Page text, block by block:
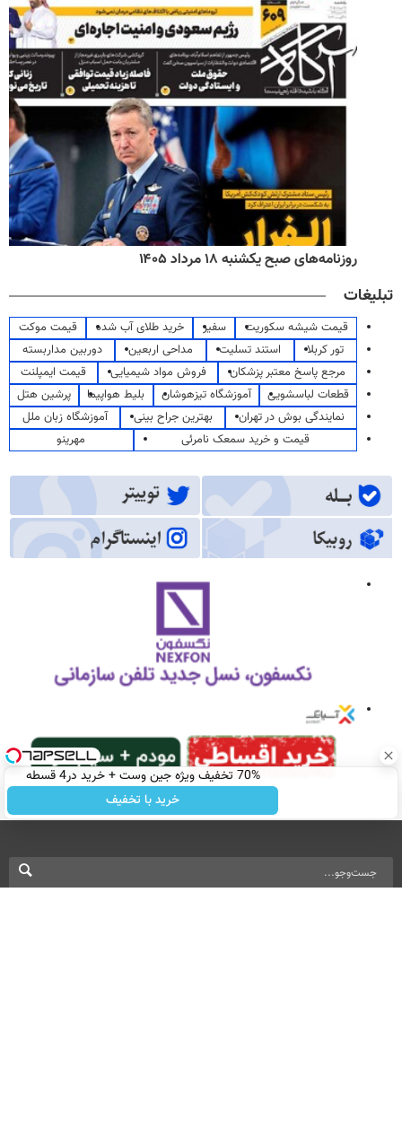
روزنامه‌های صبح یکشنبه ۱۸ مرداد ۱۴۰۵
تبلیغات
قیمت شیشه سکوریت سفیر خرید طلای آب شده
قیمت موکت
تور کربلا
استند تسلیت مداحی اربعین
دوربین مداربسته
مرجع پاسخ معتبر پزشکان
فروش مواد شیمیایی
قیمت ایمپلنت
قطعات لباسشویی
آموزشگاه تیزهوشان بلیط هواپیما
پرشین هتل
نمایندگی بوش در تهران
بهترین جراح بینی
آموزشگاه زبان ملل
قیمت و خرید سمعک نامرئی
مهرینو
70% تخفیف ویژه جین وست + خرید در4 قسطه
خرید با تخفیف